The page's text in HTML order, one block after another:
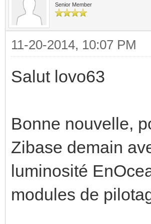
Senior Member
11-20-2014, 10:07 PM
Salut lovo63
Bonne nouvelle,
Zibase demain
luminosité
modules de